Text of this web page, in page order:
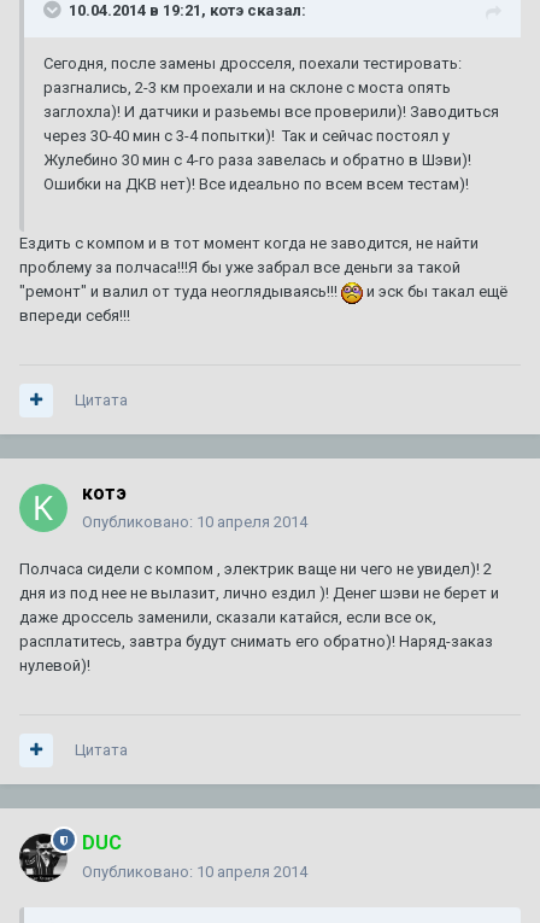
10.04.2014 в 19:21, котэ сказал:
Сегодня, после замены дросселя, поехали тестировать:
разгнались, 2-3 км проехали и на склоне с моста опять
заглохла)! И датчики и разьемы все проверили)! Заводиться
через 30-40 мин с 3-4 попытки)! Так и сейчас постоял у
Жулебино 30 мин с 4-го раза завелась и обратно в Шэви)!
Ошибки на ДКВ нет)! Все идеально по всем всем тестам)!
Ездить с компом и в тот момент когда не заводится, не найти
проблему за полчаса!!!Я бы уже забрал все деньги за такой
"ремонт" и валил от туда неоглядываясь!!!
и эск бы такал ещё
впереди себя!!!
Цитата
котэ
Опубликовано: 10 апреля 2014
Полчаса сидели с компом , электрик ваще ни чего не увидел)! 2
дня из под нее не вылазит, лично ездил )! Денег шэви не берет и
даже дроссель заменили, сказали катайся, если все ок,
расплатитесь, завтра будут снимать его обратно)! Наряд-заказ
нулевой)!
Цитата
DUC
Опубликовано: 10 апреля 2014